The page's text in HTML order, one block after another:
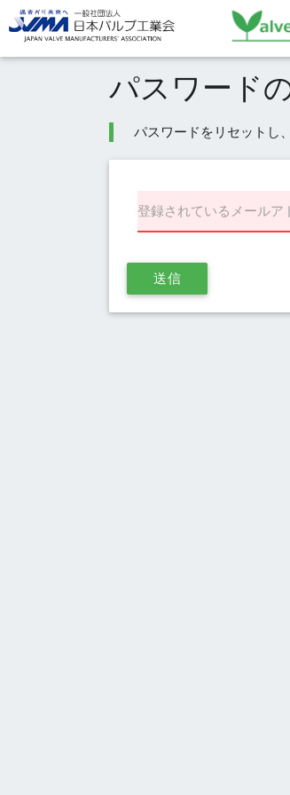
パスワード
パスワードをリセットし
登録されているメールア
送信